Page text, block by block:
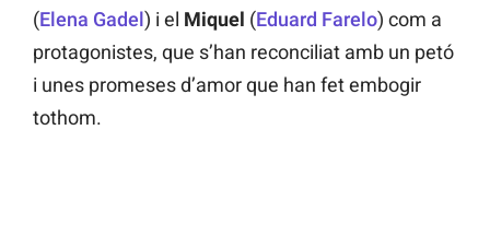
(Elena Gadel) i el Miquel (Eduard Farelo) com a
protagonistes, que s’han reconciliat amb un petó
i unes promeses d’amor que han fet embogir
tothom.